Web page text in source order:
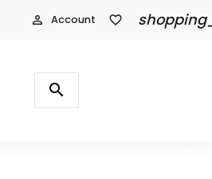
person_outline Account favorite_border
Producten
zoeken
search